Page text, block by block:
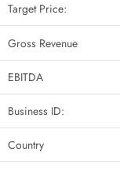
Target Price:
Gross Revenue
EBITDA
Business ID:
Country